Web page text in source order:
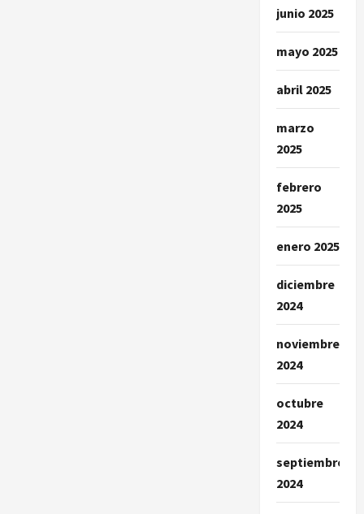
junio 2025
mayo 2025
abril 2025
marzo
2025
febrero
2025
enero 2025
diciembre
2024
noviembre
2024
octubre
2024
septiembre
2024